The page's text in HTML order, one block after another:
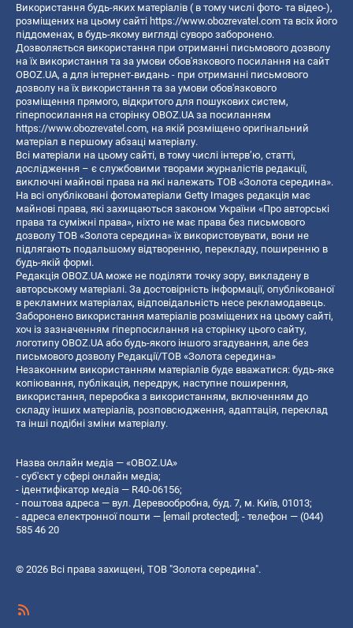
Використання будь-яких матеріалів ( в тому числі фото- та відео-),
розміщених на цьому сайті https://www.obozrevatel.com та всіх його
піддоменах, в будь-якому вигляді суворо заборонено.
Дозволяється використання при отриманні письмового дозволу
на їх використання та за умови обов'язкового посилання на сайт
OBOZ.UA, а для інтернет-видань - при отриманні письмового
дозволу на їх використання та за умови обов'язкового
розміщення прямого, відкритого для пошукових систем,
гіперпосилання на сторінку OBOZ.UA за посиланням
https://www.obozrevatel.com, на якій розміщено оригінальний
матеріал в першому абзаці матеріалу.
Всі матеріали на цьому сайті, в тому числі інтерв’ю, статті,
дослідження – є службовими творами журналістів редакції,
виключні майнові права на які належать ТОВ «Золота середина».
На всі опубліковані фотоматеріали Getty Images редакція має
майнові права, які захищаються законом України «Про авторські
права та суміжні права», ніхто не має права без письмового
дозволу ТОВ «Золота середина» їх використовувати, вони не
підлягають подальшому відтворенню, перекладу, поширенню в
будь-якій формі.
Редакція OBOZ.UA може не поділяти точку зору, викладену в
авторському матеріалі. За достовірність інформації, опублікованої
в рекламних матеріалах, відповідальність несе рекламодавець.
Заборонено використання матеріалів розміщених на цьому сайті,
хоч із зазначенням гіперпосилання на сторінку цього сайту,
логотипу OBOZ.UA або будь-якого іншого згадування, але без
письмового дозволу Редакції/ТОВ «Золота середина»
Незаконним використанням матеріалів буде вважатися: будь-яке
копiювання, публiкацiя, передрук, наступне поширення,
використання, переробка з використанням, включенням до
складу інших матеріалів, розповсюдження, адаптація, переклад
та інші подібні зміни матеріалу.
Назва онлайн медіа — «OBOZ.UA»
- суб'єкт у сфері онлайн медіа;
- ідентифікатор медіа — R40-06156;
- поштова адреса — вул. Деревообробна, буд. 7, м. Київ, 01013;
- адреса електронної пошти — [email protected]; - телефон — (044)
585 46 20
© 2026 Всі права захищені, ТОВ "Золота середина".